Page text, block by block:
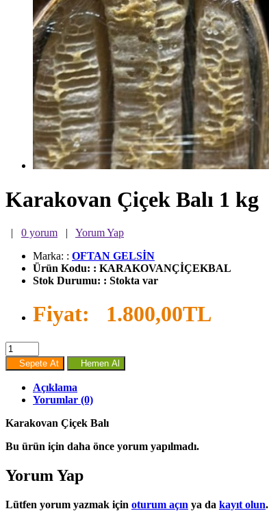
Karakovan Çiçek Balı 1 kg
| 0 yorum | Yorum Yap
Marka: : OFTAN GELSİN
Ürün Kodu: : KARAKOVANÇİÇEKBAL
Stok Durumu: : Stokta var
Fiyat: 1.800,00TL
Sepete At Hemen Al
Açıklama
Yorumlar (0)
Karakovan Çiçek Balı
Bu ürün için daha önce yorum yapılmadı.
Yorum Yap
Lütfen yorum yazmak için oturum açın ya da kayıt olun.